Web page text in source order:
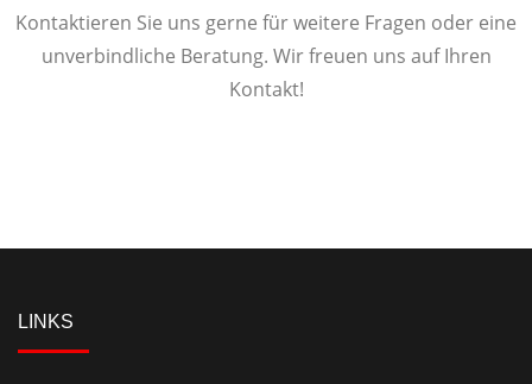
Kontaktieren Sie uns gerne für weitere Fragen oder eine
unverbindliche Beratung. Wir freuen uns auf Ihren
Kontakt!
LINKS